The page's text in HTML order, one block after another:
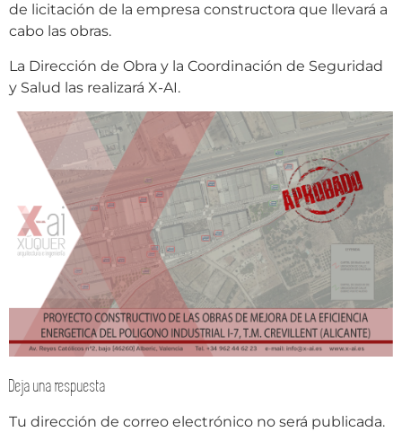
de licitación de la empresa constructora que llevará a
cabo las obras.
La Dirección de Obra y la Coordinación de Seguridad
y Salud las realizará X-AI.
Deja una respuesta
Tu dirección de correo electrónico no será publicada.